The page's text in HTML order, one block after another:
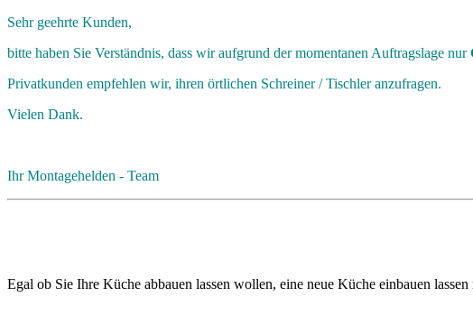
Sehr geehrte Kunden,
bitte haben Sie Verständnis, dass wir aufgrund der momentanen Auftragslage nur
Privatkunden empfehlen wir, ihren örtlichen Schreiner / Tischler anzufragen.
Vielen Dank.
Ihr Montagehelden - Team
Egal ob Sie Ihre Küche abbauen lassen wollen, eine neue Küche einbauen